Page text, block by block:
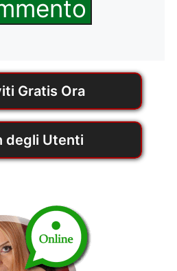
Gratis Ora
degli Utenti